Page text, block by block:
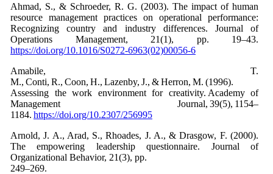
Ahmad, S., & Schroeder, R. G. (2003). The impact of human
resource management practices on operational performance:
Recognizing country and industry differences. Journal of
Operations Management, 21(1), pp. 19–43.
https://doi.org/10.1016/S0272-6963(02)00056-6
Amabile, T.
M., Conti, R., Coon, H., Lazenby, J., & Herron, M. (1996).
Assessing the work environment for creativity. Academy of
Management Journal, 39(5), 1154–
1184. https://doi.org/10.2307/256995
Arnold, J. A., Arad, S., Rhoades, J. A., & Drasgow, F. (2000).
The empowering leadership questionnaire. Journal of
Organizational Behavior, 21(3), pp.
249–269.